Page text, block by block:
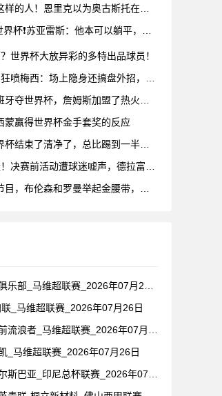
世界杯大放异彩的多特出品球员！
蒙赢得世界杯金手套奖的反应
_马维超联赛_2026年07月26日
_马维超联赛_2026年07月26日